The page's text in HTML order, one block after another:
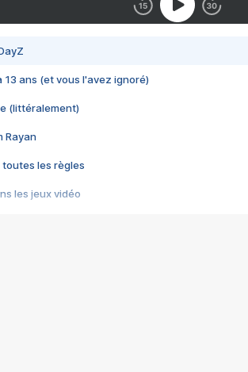
13 ans (et vous l'avez ignoré)
(littéralement)
Rayan
toutes les règles
les jeux vidéo